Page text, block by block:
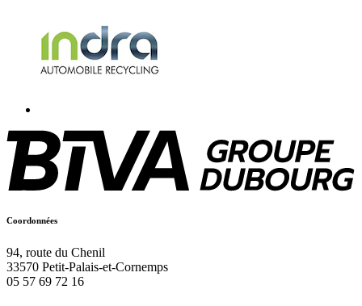
Coordonnées
94, route du Chenil
33570 Petit-Palais-et-Cornemps
05 57 69 72 16